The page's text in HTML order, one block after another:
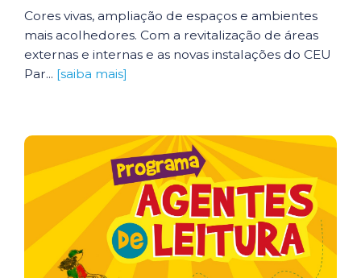
Cores vivas, ampliação de espaços e ambientes
mais acolhedores. Com a revitalização de áreas
externas e internas e as novas instalações do CEU
Par... [saiba mais]